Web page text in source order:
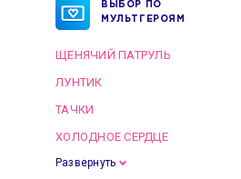
ВЫБОР ПО
МУЛЬТГЕРОЯМ
ЩЕНЯЧИЙ ПАТРУЛЬ
ЛУНТИК
ТАЧКИ
ХОЛОДНОЕ СЕРДЦЕ
Развернуть